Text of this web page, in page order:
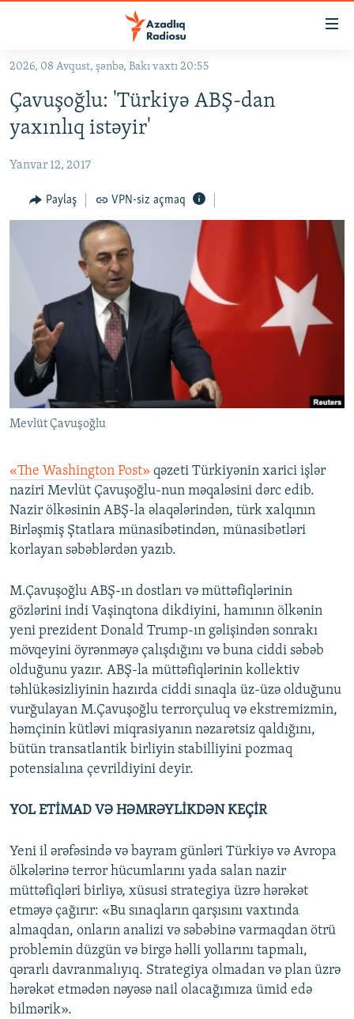
Əsas
qayıt
Əsas
naviqasiyaya
qayıt
#İZAHLA
KORRUPSIOMETR
#ƏSLINDƏ
FƏRQƏ BAX
QANUNI DOĞRU
ARAŞDIRMA
MULTIMEDIA
VIDEO
FOTOQALEREYA
İNFOQRAFIKA
KARIKATURA
RADIO ARXIV
OXU ZALI
AZƏRBAYCAN ƏDƏBIYYATI KITABXANASI
İSLAM VƏ DEMOKRATIYA
İZ - MƏDƏNIYYƏT PROQRAMI
HAQQIMIZDA
MISSIYAMIZ
PEŞƏ ETIKASI VƏ JURNALISTIKA STANDARTLARIMIZ
MATERIALLARIMIZDAN ISTIFADƏ
BIZIMLƏ ƏLAQƏ
XƏBƏR BÜLLETENLƏRIMIZ
BIZI IZLƏ
2026, 08 Avqust, şənbə, Bakı vaxtı 20:55
Çavuşoğlu: 'Türkiyə ABŞ-dan
yaxınlıq istəyir'
Yanvar 12, 2017
Paylaş VPN-siz açmaq
Mevlüt Çavuşoğlu
«The Washington Post» qəzeti Türkiyənin xarici işlər
naziri Mevlüt Çavuşoğlu-nun məqaləsini dərc edib.
Nazir ölkəsinin ABŞ-la əlaqələrindən, türk xalqının
Birləşmiş Ştatlara münasibətindən, münasibətləri
korlayan səbəblərdən yazıb.
M.Çavuşoğlu ABŞ-ın dostları və müttəfiqlərinin
gözlərini indi Vaşinqtona dikdiyini, hamının ölkənin
yeni prezident Donald Trump-ın gəlişindən sonrakı
mövqeyini öyrənməyə çalışdığını və buna ciddi səbəb
olduğunu yazır. ABŞ-la müttəfiqlərinin kollektiv
təhlükəsizliyinin hazırda ciddi sınaqla üz-üzə olduğunu
vurğulayan M.Çavuşoğlu terrorçuluq və ekstremizmin,
həmçinin kütləvi miqrasiyanın nəzarətsiz qaldığını,
bütün transatlantik birliyin stabilliyini pozmaq
potensialına çevrildiyini deyir.
YOL ETİMAD VƏ HƏMRƏYLİKDƏN KEÇİR
Yeni il ərəfəsində və bayram günləri Türkiyə və Avropa
ölkələrinə terror hücumlarını yada salan nazir
müttəfiqləri birliyə, xüsusi strategiya üzrə hərəkət
etməyə çağırır: «Bu sınaqların qarşısını vaxtında
almaqdan, onların analizi və səbəbinə varmaqdan ötrü
problemin düzgün və birgə həlli yollarını tapmalı,
qərarlı davranmalıyıq. Strategiya olmadan və plan üzrə
hərəkət etmədən nəyəsə nail olacağımıza ümid edə
bilmərik».